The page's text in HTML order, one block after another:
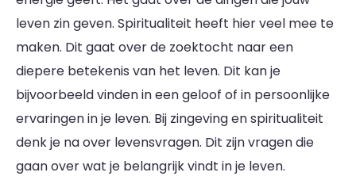
leven zin geven. Spiritualiteit heeft hier veel mee te
maken. Dit gaat over de zoektocht naar een
diepere betekenis van het leven. Dit kan je
bijvoorbeeld vinden in een geloof of in persoonlijke
ervaringen in je leven. Bij zingeving en spiritualiteit
denk je na over levensvragen. Dit zijn vragen die
gaan over wat je belangrijk vindt in je leven.